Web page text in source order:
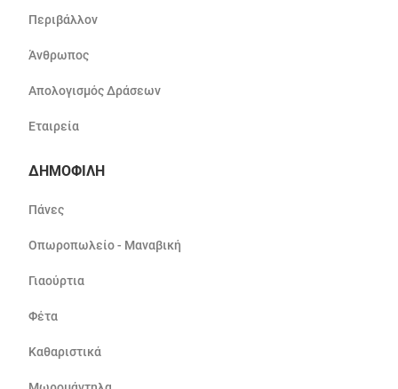
Περιβάλλον
Άνθρωπος
Απολογισμός Δράσεων
Εταιρεία
ΔΗΜΟΦΙΛΗ
Πάνες
Οπωροπωλείο - Μαναβική
Γιαούρτια
Φέτα
Καθαριστικά